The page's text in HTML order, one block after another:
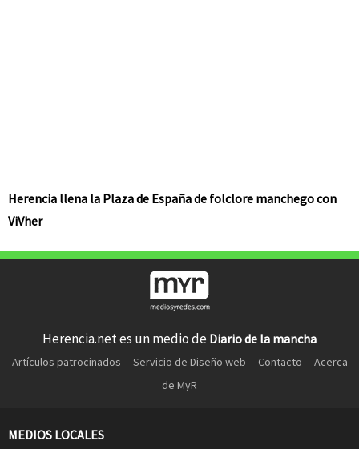
Herencia llena la Plaza de España de folclore manchego con
ViVher
Herencia.net es un medio de Diario de la mancha
Artículos patrocinados Servicio de Diseño web Contacto
Acerca
de MyR
MEDIOS LOCALES